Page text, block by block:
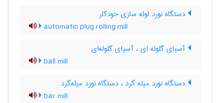
دستگاه نورد لوله سازی خودکار
automatic plug rolling mill
آسیای گلوله ای ، آسیای گلوله‌ای
ball mill
دستگاه نورد میله گرد ، دستگاه نورد میله‌گرد
bar mill